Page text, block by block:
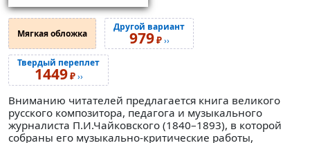
Мягкая обложка
Другой вариант
979₽››
Твердый переплет
1449₽››
Вниманию читателей предлагается книга великого
русского композитора, педагога и музыкального
журналиста П.И.Чайковского (1840–1893), в которой
собраны его музыкально-критические работы,